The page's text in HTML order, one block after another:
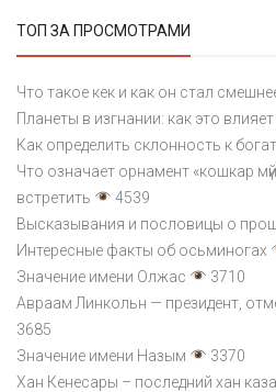
ТОП ЗА ПРОСМОТРАМИ
Что такое кек и как он стал
Планеты в изгнании: как это
Как определить склонность к
Что означает орнамент «кошкар
встретить
4539
Высказывания и пословицы о
Интересные факты об осьминогах
Значение имени Олжас
3710
Авраам Линкольн — президент,
3685
Значение имени Назым
3370
Хан Кенесары – последний хан